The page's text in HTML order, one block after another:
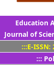
Education
Journal of
:::E-ISSN:
:::